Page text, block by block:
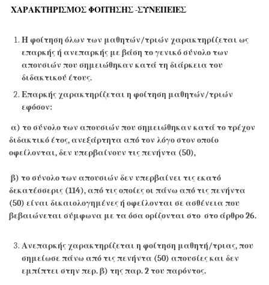
ΧΑΡΑΚΤΗΡΙΣΜΟΣ ΦΟΙΤΗΣΗΣ -ΣΥΝΕΠΕΙΕΣ
Η φοίτηση όλων των μαθητών/τριών χαρακτηρίζεται ως
επαρκής ή ανεπαρκής με βάση το γενικό σύνολο των
απουσιών που σημειώθηκαν κατά τη διάρκεια του
διδακτικού έτους.
Επαρκής χαρακτηρίζεται η φοίτηση μαθητών/τριών
εφόσον:
α) το σύνολο των απουσιών που σημειώθηκαν κατά το τρέχον
διδακτικό έτος, ανεξάρτητα από τον λόγο στον οποίο
οφείλονται, δεν υπερβαίνουν τις πενήντα (50),
β) το σύνολο των απουσιών δεν υπερβαίνει τις εκατό
δεκατέσσερις (114), από τις οποίες οι πάνω από τις πενήντα
(50) είναι δικαιολογημένες ή οφείλονται σε ασθένεια που
βεβαιώνεται σύμφωνα με τα όσα ορίζονται στο στο άρθρο 26.
Ανεπαρκής χαρακτηρίζεται η φοίτηση μαθητή/τριας, που
σημείωσε πάνω από τις πενήντα (50) απουσίες και δεν
εμπίπτει στην περ. β) της παρ. 2 του παρόντος.